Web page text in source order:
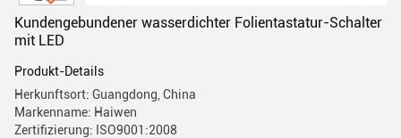
Kundengebundener wasserdichter Folientastatur-Schalter
mit LED
Produkt-Details
Herkunftsort: Guangdong, China
Markenname: Haiwen
Zertifizierung: ISO9001:2008